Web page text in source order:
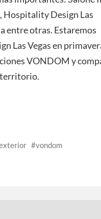
Hospitality Design Las
entre otras. Estaremos
Las Vegas en
VONDOM y
territorio.
vondom